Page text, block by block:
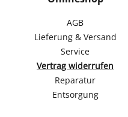
AGB
Lieferung & Versand
Service
Vertrag widerrufen
Reparatur
Entsorgung